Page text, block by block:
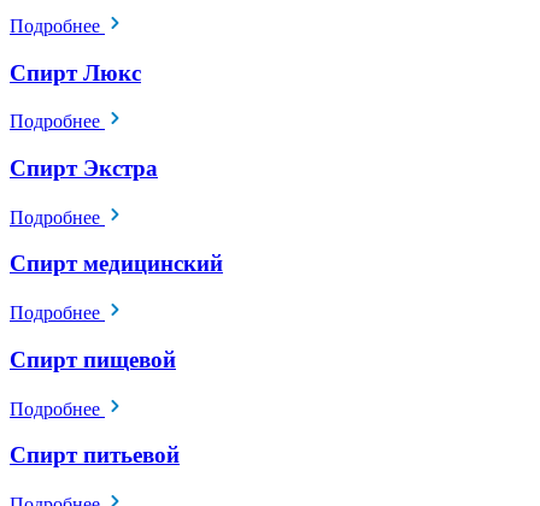
Подробнее
Спирт Люкс
Подробнее
Спирт Экстра
Подробнее
Спирт медицинский
Подробнее
Спирт пищевой
Подробнее
Спирт питьевой